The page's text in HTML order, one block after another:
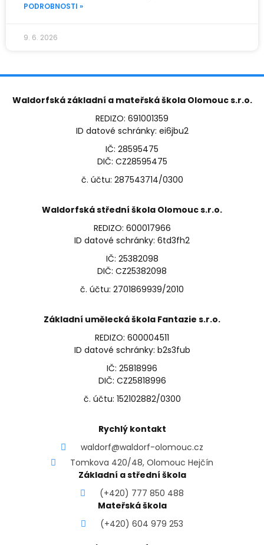
PODROBNOSTI »
9. 6. 2026
Waldorfská základní a mateřská škola Olomouc s.r.o.
REDIZO: 691001359
ID datové schránky: ei6jbu2
IČ: 28595475
DIČ: CZ28595475
č. účtu: 287543714/0300
Waldorfská střední škola Olomouc s.r.o.
REDIZO: 600017966
ID datové schránky: 6td3fh2
IČ: 25382098
DIČ: CZ25382098
č. účtu: 2701869939/2010
Základní umělecká škola Fantazie s.r.o.
REDIZO: 600004511
ID datové schránky: b2s3fub
IČ: 25818996
DIČ: CZ25818996
č. účtu: 152102882/0300
Rychlý kontakt
waldorf@waldorf-olomouc.cz
Tomkova 420/48, Olomouc Hejčín
Základní a střední škola
(+420) 777 850 488
Mateřská škola
(+420) 604 979 253